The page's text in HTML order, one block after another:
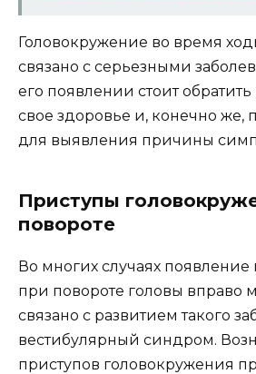
Головокружение во время
связано с серьезными
его появлении стоит
свое здоровье и, конечно же,
для выявления причины
Приступы
повороте
Во многих случаях
при повороте головы вправо
связано с развитием такого
вестибулярный синдром.
приступов головокружения